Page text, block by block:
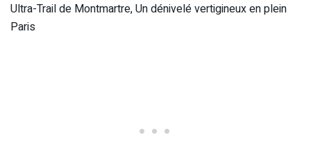
Ultra-Trail de Montmartre, Un dénivelé vertigineux en plein
Paris